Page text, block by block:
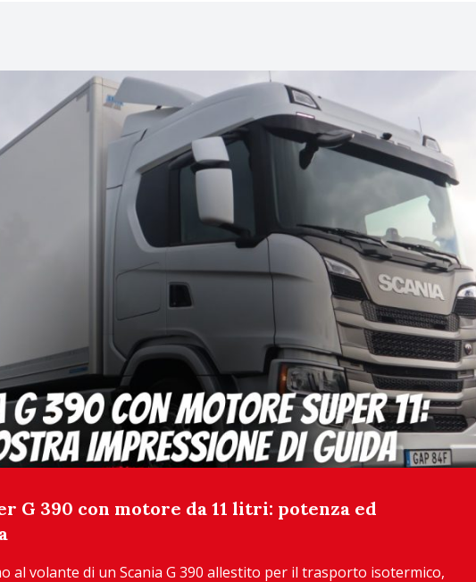
G 390 con motore da 11 litri: potenza ed
al volante di un Scania G 390 allestito per il trasporto isotermico,